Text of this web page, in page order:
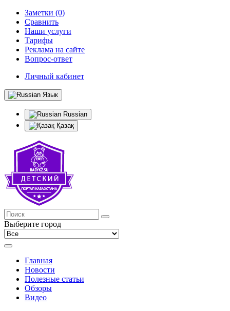
Заметки (0)
Сравнить
Наши услуги
Тарифы
Реклама на сайте
Вопрос-ответ
Личный кабинет
Язык
Russian
Қазақ
Выберите город
Главная
Новости
Полезные статьи
Обзоры
Видео